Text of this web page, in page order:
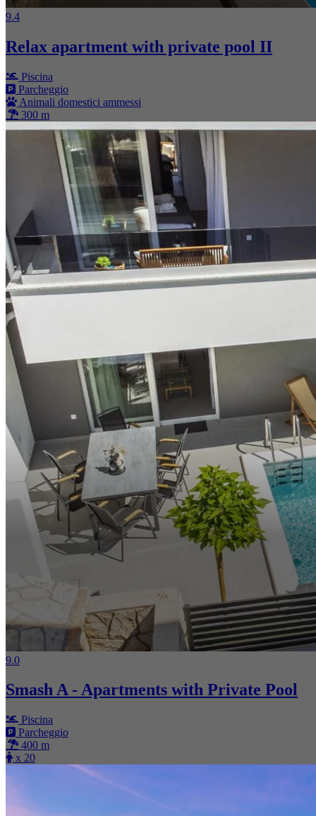
9.4
Relax apartment with private pool II
Piscina
Parcheggio
Animali domestici ammessi
300 m
9.0
Smash A - Apartments with Private Pool
Piscina
Parcheggio
400 m
x 20